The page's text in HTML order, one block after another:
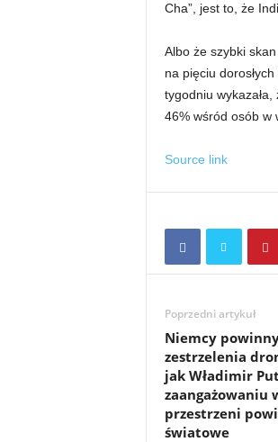
Cha”, jest to, że
Albo że szybki
na pięciu
tygodniu
46% wśród osób w
Source link
Poprzedni artykuł
Niemcy
zestrzelenia
jak Władimir
zaangażowaniu
przestrzeni
światowe